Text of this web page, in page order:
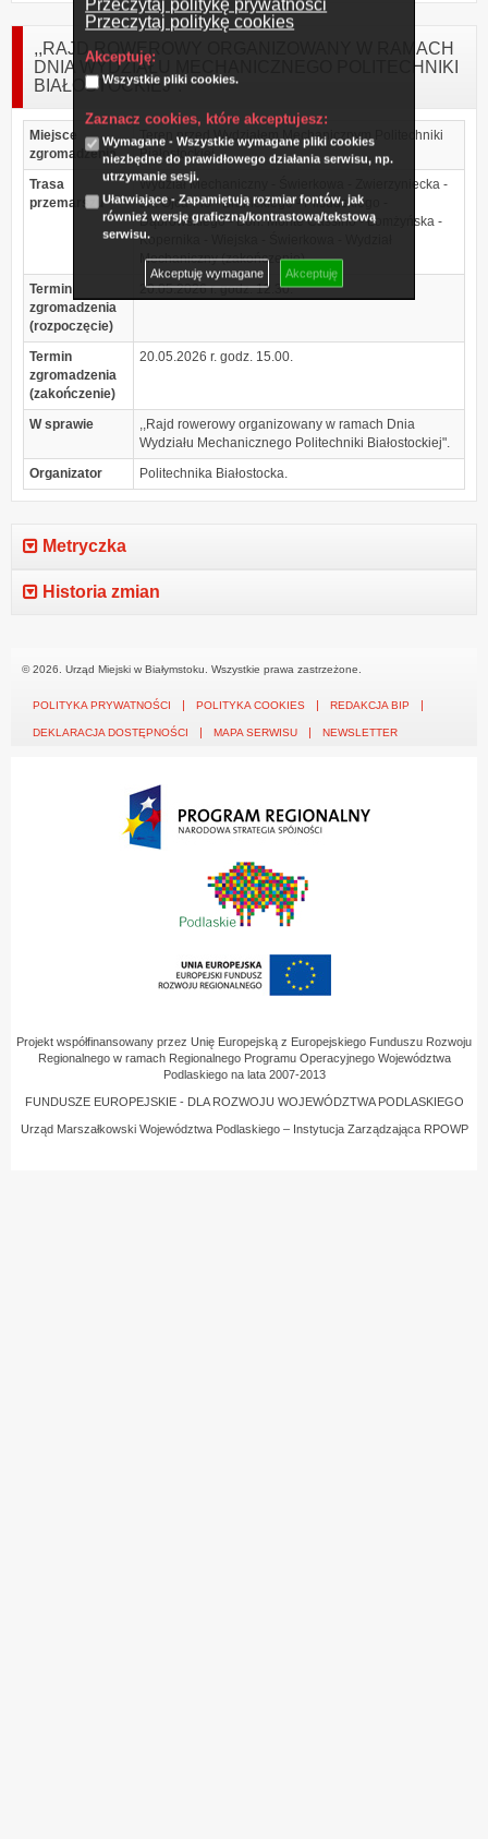
Przeczytaj politykę prywatności
Przeczytaj politykę cookies
Akceptuję:
Wszystkie pliki cookies.
Zaznacz cookies, które akceptujesz:
Wymagane - Wszystkie wymagane pliki cookies
niezbędne do prawidłowego działania serwisu, np.
utrzymanie sesji.
Ułatwiające - Zapamiętują rozmiar fontów, jak
również wersję graficzną/kontrastową/tekstową
serwisu.
Akceptuję wymagane Akceptuję
,,RAJD ROWEROWY ORGANIZOWANY W RAMACH
DNIA WYDZIAŁU MECHANICZNEGO POLITECHNIKI
BIAŁOSTOCKIEJ".
Miejsce
zgromadzenia
Teren przed Wydziałem Mechanicznym Politechniki
Białostockiej.
Trasa
przemarszu
Wydział Mechaniczny - Świerkowa - Zwierzyniecka -
św. Ojca Pio - Branickiego - Piłsudskiego -
Dąbrowskiego - Boh. Monte Cassino - Łomżyńska -
Kopernika - Wiejska - Świerkowa - Wydział
Mechaniczny (zakończenie).
Termin
zgromadzenia
(rozpoczęcie)
20.05.2026 r. godz. 12.30.
Termin
zgromadzenia
(zakończenie)
20.05.2026 r. godz. 15.00.
W sprawie
,,Rajd rowerowy organizowany w ramach Dnia
Wydziału Mechanicznego Politechniki Białostockiej".
Organizator
Politechnika Białostocka.
Metryczka
Historia zmian
© 2026. Urząd Miejski w Białymstoku. Wszystkie prawa zastrzeżone.
POLITYKA PRYWATNOŚCI POLITYKA COOKIES REDAKCJA BIP
DEKLARACJA DOSTĘPNOŚCI MAPA SERWISU NEWSLETTER
Projekt współfinansowany przez Unię Europejską z Europejskiego Funduszu Rozwoju
Regionalnego w ramach Regionalnego Programu Operacyjnego Województwa
Podlaskiego na lata 2007-2013
FUNDUSZE EUROPEJSKIE - DLA ROZWOJU WOJEWÓDZTWA PODLASKIEGO
Urząd Marszałkowski Województwa Podlaskiego – Instytucja Zarządzająca RPOWP